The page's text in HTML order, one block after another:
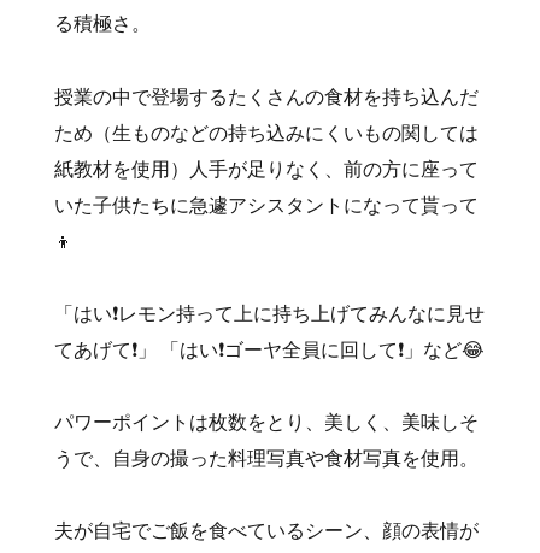
る積極さ。
授業の中で登場するたくさんの食材を持ち込んだ
ため（生ものなどの持ち込みにくいもの関しては
紙教材を使用）人手が足りなく、前の方に座って
いた子供たちに急遽アシスタントになって貰って
👦
「はい❗️レモン持って上に持ち上げてみんなに見せ
てあげて❗️」 「はい❗️ゴーヤ全員に回して❗️」など😂
パワーポイントは枚数をとり、美しく、美味しそ
うで、自身の撮った料理写真や食材写真を使用。
夫が自宅でご飯を食べているシーン、顔の表情が